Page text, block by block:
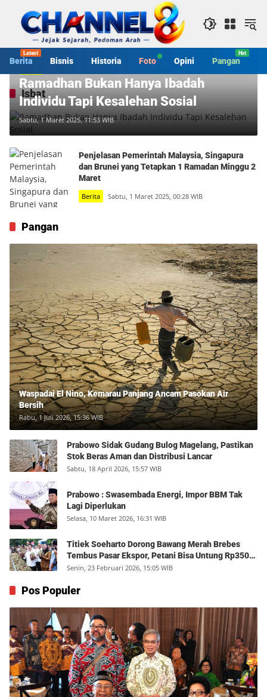
konten
Berita Bisnis Historia Foto Opini Pangan
Isbat
Ramadhan Bukan Hanya Ibadah
Individu Tapi Kesalehan Sosial
Sabtu, 1 Maret 2025, 11:53 WIB
Penjelasan Pemerintah Malaysia, Singapura
dan Brunei yang Tetapkan 1 Ramadan Minggu 2
Maret
Berita Sabtu, 1 Maret 2025, 00:28 WIB
Pangan
Waspadai El Nino, Kemarau Panjang Ancam Pasokan Air
Bersih
Rabu, 1 Juli 2026, 15:36 WIB
Prabowo Sidak Gudang Bulog Magelang, Pastikan
Stok Beras Aman dan Distribusi Lancar
Sabtu, 18 April 2026, 15:57 WIB
Prabowo : Swasembada Energi, Impor BBM Tak
Lagi Diperlukan
Selasa, 10 Maret 2026, 16:31 WIB
Titiek Soeharto Dorong Bawang Merah Brebes
Tembus Pasar Ekspor, Petani Bisa Untung Rp350
Juta per Hektare
Senin, 23 Februari 2026, 15:05 WIB
Pos Populer